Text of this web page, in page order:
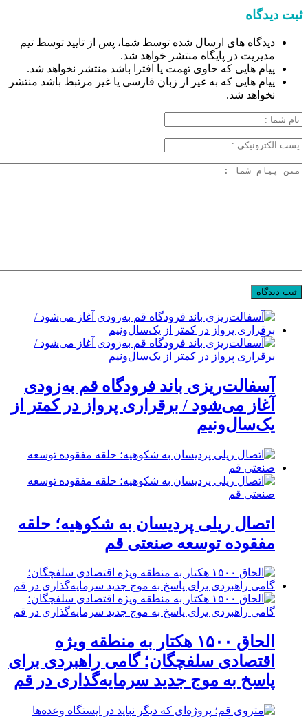
ثبت دیدگاه
دیدگاه های ارسال شده توسط شما، پس از تایید توسط تیم
مدیریت در پایگاه منتشر خواهد شد.
پیام هایی که حاوی تهمت یا افترا باشد منتشر نخواهد شد.
پیام هایی که به غیر از زبان فارسی یا غیر مرتبط باشد منتشر
نخواهد شد.
آسفالت‌ریزی باند فرودگاه قم به‌زودی
آغاز می‌شود / برقراری پرواز در کمتر از
یک‌سال‌ونیم
اتصال ریلی پردیسان به شکوهیه؛ حلقه
مفقوده توسعه صنعتی قم
الحاق ۱۵۰۰ هکتار به منطقه ویژه
اقتصادی سلفچگان؛ گامی راهبردی برای
پاسخ به موج جدید سرمایه‌گذاری در قم